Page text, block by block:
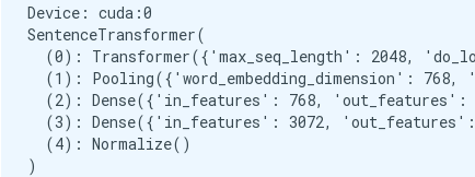
Device: cuda:0
SentenceTransformer(
(0): Transformer({'max_seq_length': 2048,
(1): Pooling({'word_embedding_dimension': 768,
(2): Dense({'in_features': 768,
(3): Dense({'in_features': 3072,
  (4): Normalize()
)